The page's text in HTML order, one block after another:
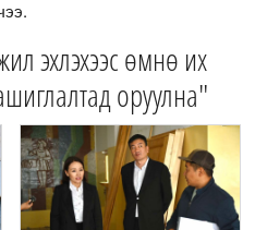
эхлэхээс өмнө их
оруулна"